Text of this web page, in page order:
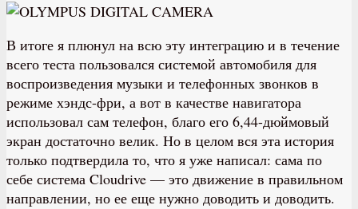
В итоге я плюнул на всю эту интеграцию и в течение
всего теста пользовался системой автомобиля для
воспроизведения музыки и телефонных звонков в
режиме хэндс-фри, а вот в качестве навигатора
использовал сам телефон, благо его 6,44-дюймовый
экран достаточно велик. Но в целом вся эта история
только подтвердила то, что я уже написал: сама по
себе система Cloudrive — это движение в правильном
направлении, но ее еще нужно доводить и доводить.